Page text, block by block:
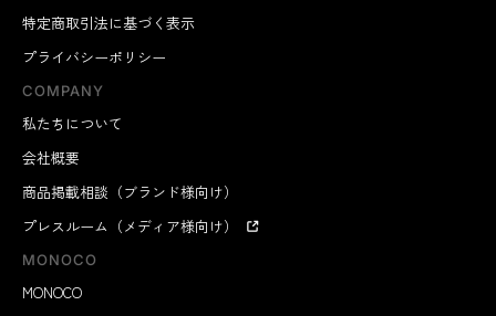
特定商取引法に基づく表示
プライバシーポリシー
COMPANY
私たちについて
会社概要
商品掲載相談（ブランド様向け）
プレスルーム（メディア様向け）
MONOCO
MONOCO